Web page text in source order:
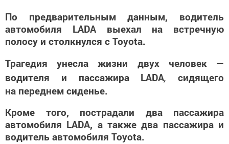
По предварительным данным, водитель
автомобиля LADA выехал на встречную
полосу и столкнулся с Toyota.
Трагедия унесла жизни двух человек —
водителя и пассажира LADA, сидящего
на переднем сиденье.
Кроме того, пострадали два пассажира
автомобиля LADA, а также два пассажира и
водитель автомобиля Toyota.